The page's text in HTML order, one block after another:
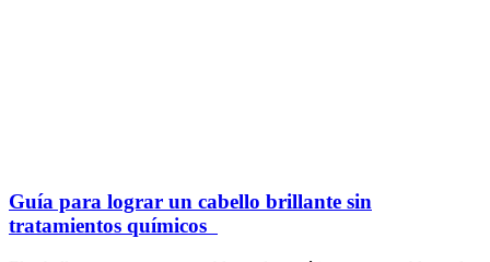
Guía para lograr un cabello brillante sin
tratamientos químicos